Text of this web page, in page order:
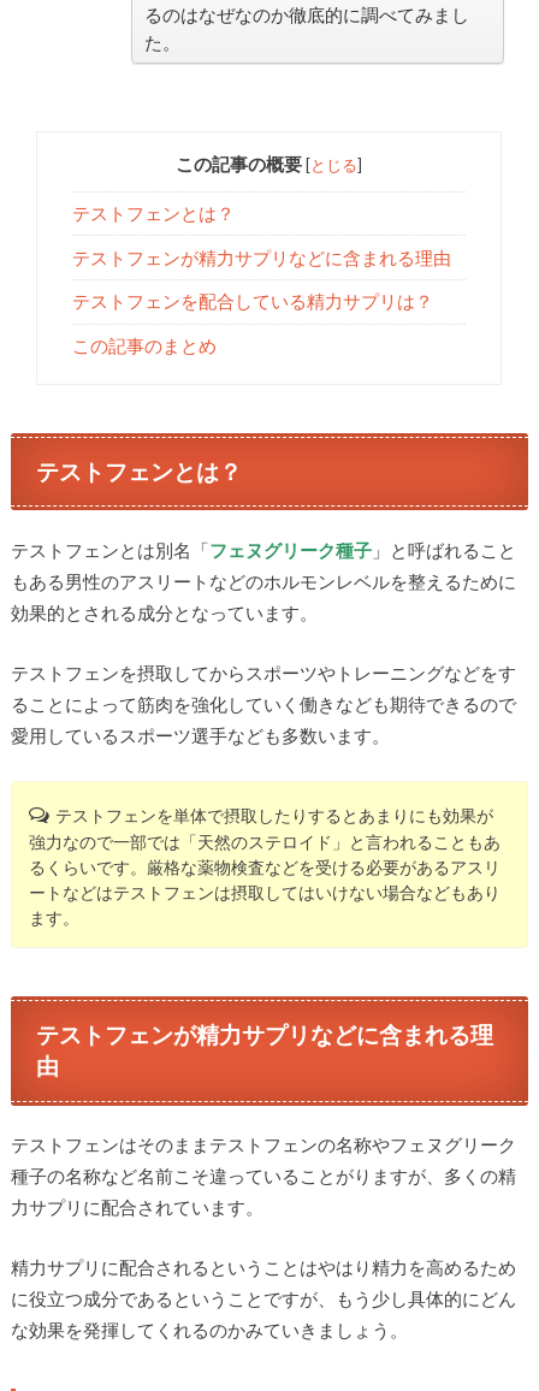
るのはなぜなのか徹底的に調べてみまし
た。
この記事の概要 [とじる]
テストフェンとは？
テストフェンが精力サプリなどに含まれる理由
テストフェンを配合している精力サプリは？
この記事のまとめ
テストフェンとは？
テストフェンとは別名「フェヌグリーク種子」と呼ばれること
もある男性のアスリートなどのホルモンレベルを整えるために
効果的とされる成分となっています。
テストフェンを摂取してからスポーツやトレーニングなどをす
ることによって筋肉を強化していく働きなども期待できるので
愛用しているスポーツ選手なども多数います。
テストフェンを単体で摂取したりするとあまりにも効果が
強力なので一部では「天然のステロイド」と言われることもあ
るくらいです。厳格な薬物検査などを受ける必要があるアスリ
ートなどはテストフェンは摂取してはいけない場合などもあり
ます。
テストフェンが精力サプリなどに含まれる理
由
テストフェンはそのままテストフェンの名称やフェヌグリーク
種子の名称など名前こそ違っていることがりますが、多くの精
力サプリに配合されています。
精力サプリに配合されるということはやはり精力を高めるため
に役立つ成分であるということですが、もう少し具体的にどん
な効果を発揮してくれるのかみていきましょう。